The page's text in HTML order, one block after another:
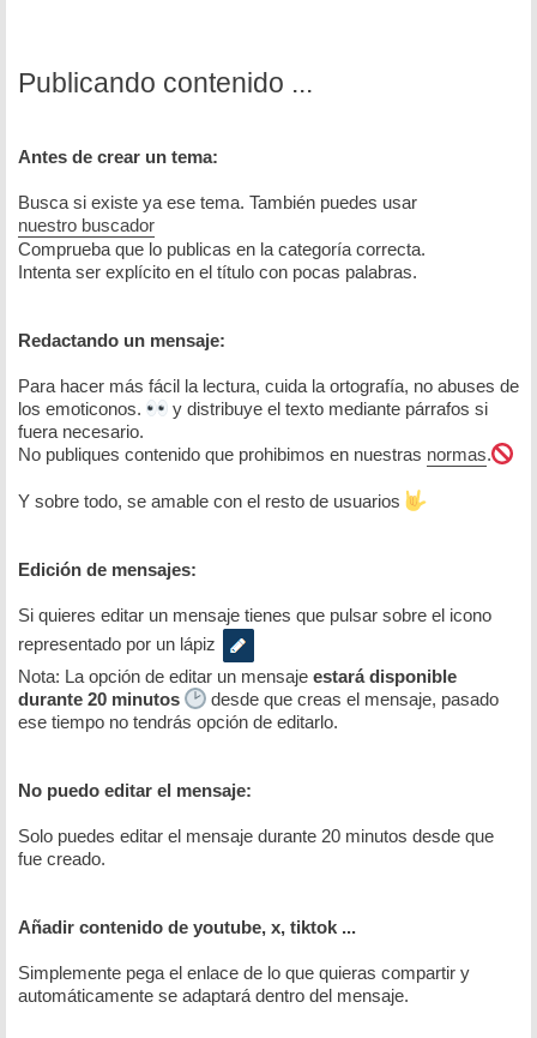
Publicando contenido ...
Antes de crear un tema:
Busca si existe ya ese tema. También puedes usar
nuestro buscador
Comprueba que lo publicas en la categoría correcta.
Intenta ser explícito en el título con pocas palabras.
Redactando un mensaje:
Para hacer más fácil la lectura, cuida la ortografía, no abuses de
los emoticonos.
y distribuye el texto mediante párrafos si
fuera necesario.
No publiques contenido que prohibimos en nuestras normas.
Y sobre todo, se amable con el resto de usuarios
Edición de mensajes:
Si quieres editar un mensaje tienes que pulsar sobre el icono
representado por un lápiz
Nota: La opción de editar un mensaje estará disponible
durante 20 minutos
desde que creas el mensaje, pasado
ese tiempo no tendrás opción de editarlo.
No puedo editar el mensaje:
Solo puedes editar el mensaje durante 20 minutos desde que
fue creado.
Añadir contenido de youtube, x, tiktok ...
Simplemente pega el enlace de lo que quieras compartir y
automáticamente se adaptará dentro del mensaje.